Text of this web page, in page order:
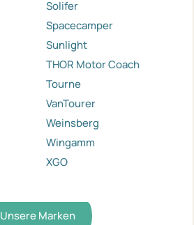
Solifer
Spacecamper
Sunlight
THOR Motor Coach
Tourne
VanTourer
Weinsberg
Wingamm
XGO
Unsere Marken